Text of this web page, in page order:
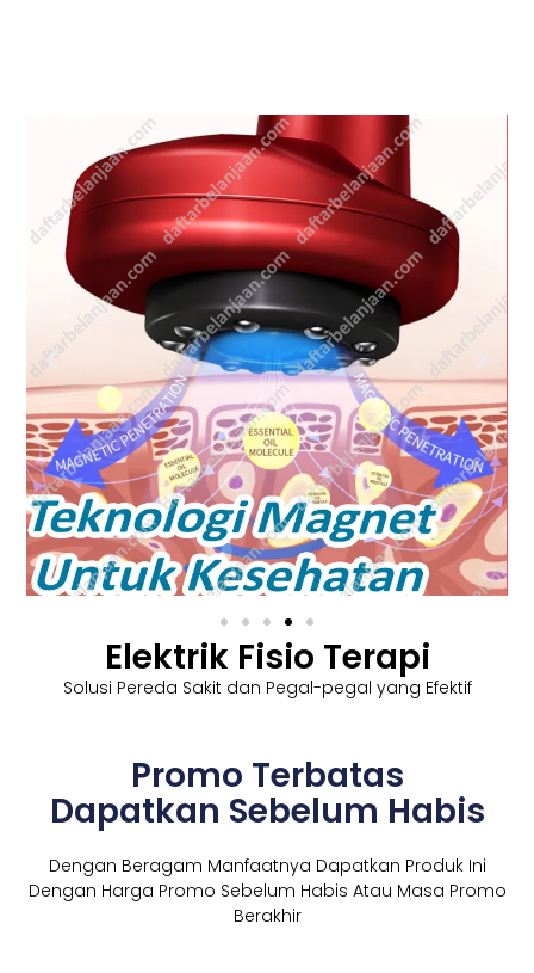
Elektrik Fisio Terapi
Solusi Pereda Sakit dan Pegal-pegal yang Efektif
Promo Terbatas
Dapatkan Sebelum Habis
Dengan Beragam Manfaatnya Dapatkan Produk Ini
Dengan Harga Promo Sebelum Habis Atau Masa Promo
Berakhir